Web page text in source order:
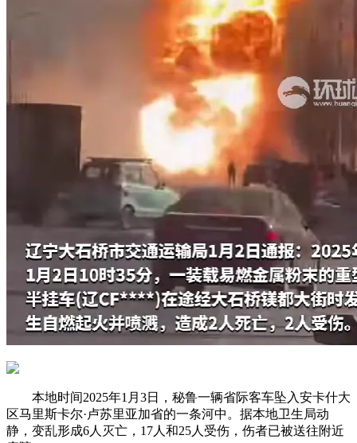
本地时间2025年1月3日，秘鲁一辆省际客车坠入安卡什大
区马里斯卡尔·卢苏里亚加省的一条河中。据本地卫生局动
静，变乱形成6人灭亡，17人和25人受伤，伤者已被送往附近